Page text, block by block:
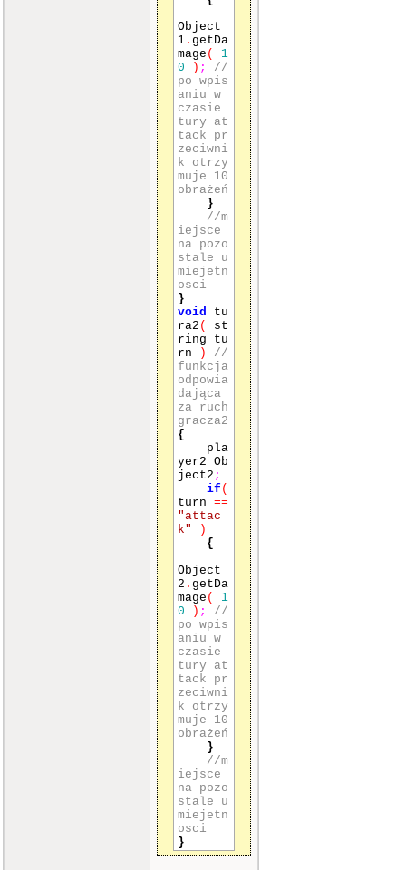
ąca za ru
ch gracza
playe
r2 Object
;
if (
urn==
"a
ttack"
)
{
O
bject2 . ge
tDamage(
o wpisani
u w czasi
e tury at
tack prze
ciwnik ot
rzymuje 1
0 obrażeń
}
//mie
jsce na p
ozostale
umiejetno
sci
int main
()
playe
r1 Object
;
playe
r2 Object
;
strin
g turn1
strin
g turn2 ;
while
Object
. health
0 || Ob
ject2 .hea
lth> 0
{
c
tur
//wpi
sujesz ro
dzaj ruch
u,ktory c
hcesz wyk
onac.
t
ura1(tur
Object
1 . getDa
mage (
1
0
) ;
//
po wpis
aniu w
czasie
tury at
tack pr
zeciwni
k otrzy
muje 10
obrażeń
}
//m
iejsce
na pozo
stale u
miejetn
osci
}
void tu
ra2 (
st
ring tu
rn
)
//
funkcja
odpowia
dająca
za ruch
gracza2
{
pla
yer2 Ob
ject2 ;
if (
turn ==
"attac
k"
)
{
Object
2 . getDa
mage (
1
0
) ;
//
po wpis
aniu w
czasie
tury at
tack pr
zeciwni
k otrzy
muje 10
obrażeń
}
//m
iejsce
na pozo
stale u
miejetn
osci
}